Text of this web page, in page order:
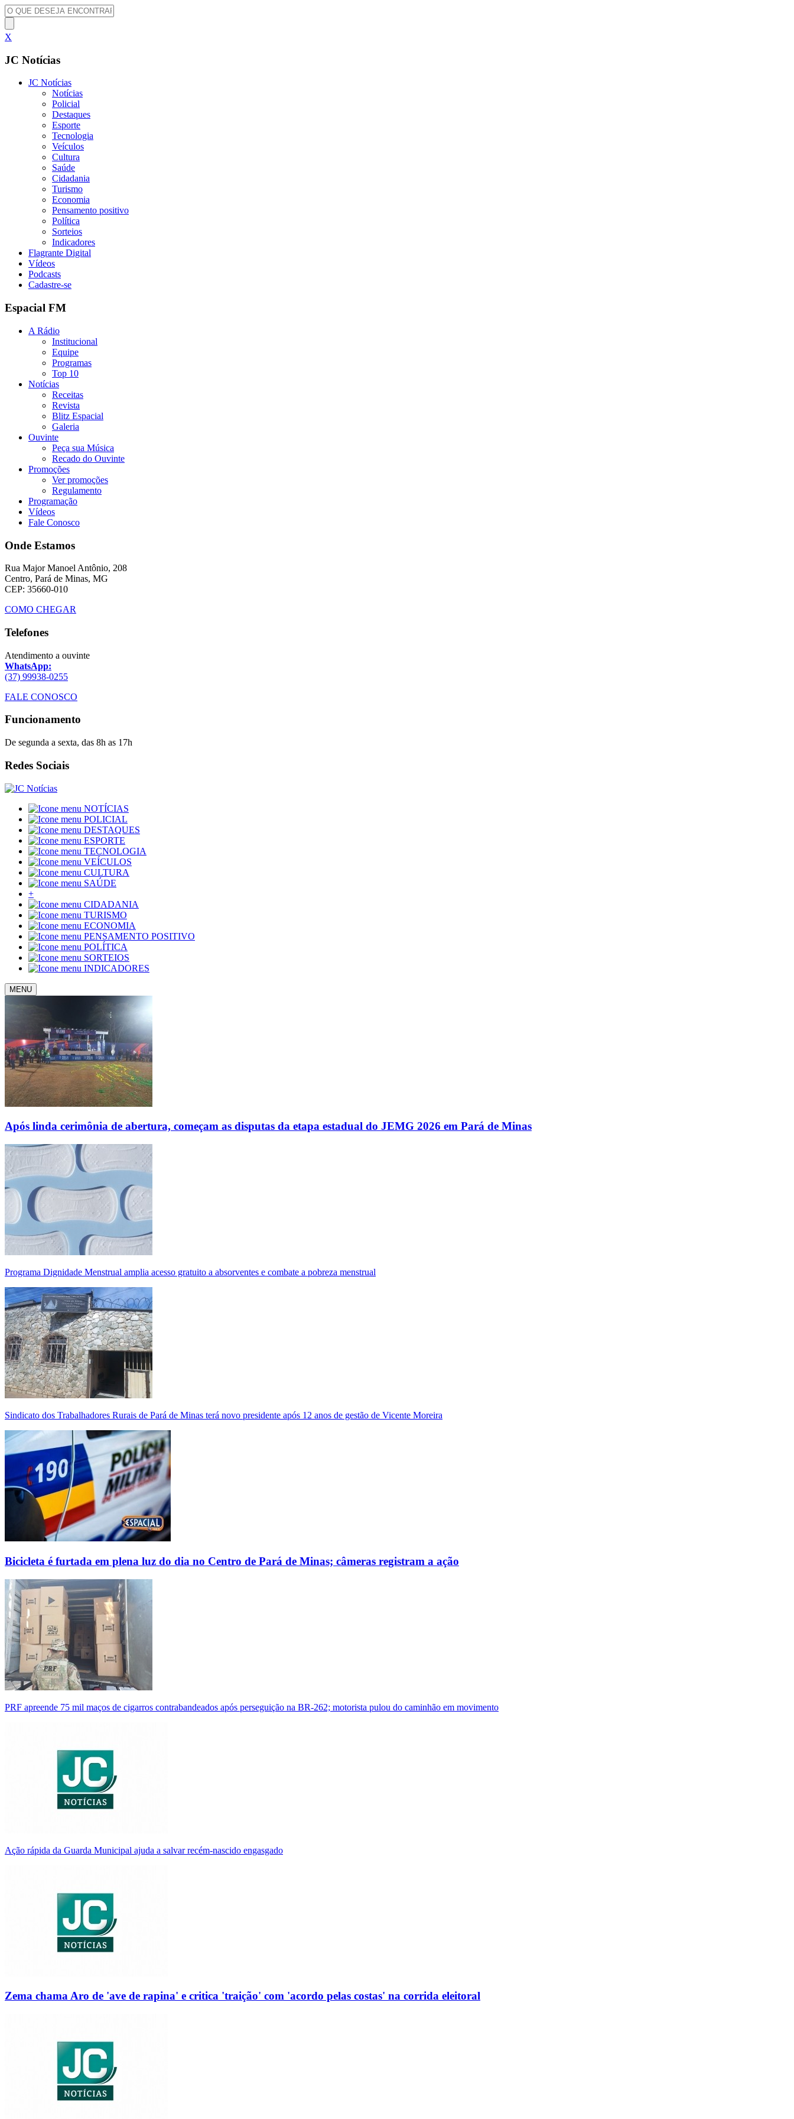
X
JC Notícias
JC Notícias
Notícias
Policial
Destaques
Esporte
Tecnologia
Veículos
Cultura
Saúde
Cidadania
Turismo
Economia
Pensamento positivo
Política
Sorteios
Indicadores
Flagrante Digital
Vídeos
Podcasts
Cadastre-se
Espacial FM
A Rádio
Institucional
Equipe
Programas
Top 10
Notícias
Receitas
Revista
Blitz Espacial
Galeria
Ouvinte
Peça sua Música
Recado do Ouvinte
Promoções
Ver promoções
Regulamento
Programação
Vídeos
Fale Conosco
Onde Estamos
Rua Major Manoel Antônio, 208
Centro, Pará de Minas, MG
CEP: 35660-010
COMO CHEGAR
Telefones
Atendimento a ouvinte
WhatsApp:
(37) 99938-0255
FALE CONOSCO
Funcionamento
De segunda a sexta, das 8h as 17h
Redes Sociais
NOTÍCIAS
POLICIAL
DESTAQUES
ESPORTE
TECNOLOGIA
VEÍCULOS
CULTURA
SAÚDE
+
CIDADANIA
TURISMO
ECONOMIA
PENSAMENTO POSITIVO
POLÍTICA
SORTEIOS
INDICADORES
MENU
Após linda cerimônia de abertura, começam as disputas da etapa estadual do JEMG 2026 em Pará de Minas
Programa Dignidade Menstrual amplia acesso gratuito a absorventes e combate a pobreza menstrual
Sindicato dos Trabalhadores Rurais de Pará de Minas terá novo presidente após 12 anos de gestão de Vicente Moreira
Bicicleta é furtada em plena luz do dia no Centro de Pará de Minas; câmeras registram a ação
PRF apreende 75 mil maços de cigarros contrabandeados após perseguição na BR-262; motorista pulou do caminhão em movimento
Ação rápida da Guarda Municipal ajuda a salvar recém-nascido engasgado
Zema chama Aro de 'ave de rapina' e critica 'traição' com 'acordo pelas costas' na corrida eleitoral